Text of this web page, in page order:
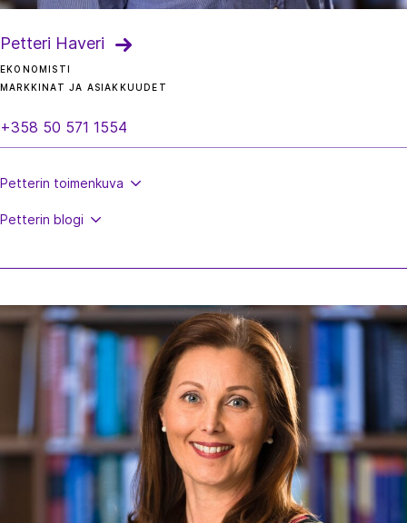
Petteri Haveri
EKONOMISTI
MARKKINAT JA ASIAKKUUDET
+358 50 571 1554
Petterin toimenkuva
Petterin blogi